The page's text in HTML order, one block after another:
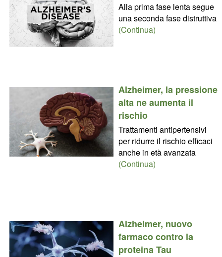
Alla prima fase lenta segue
una seconda fase distruttiva
(Continua)
Alzheimer, la pressione
alta ne aumenta il
rischio
Trattamenti antipertensivi
per ridurre il rischio efficaci
anche in età avanzata
(Continua)
Alzheimer, nuovo
farmaco contro la
proteina Tau